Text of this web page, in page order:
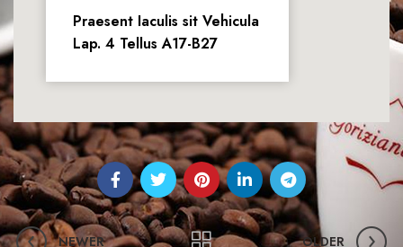
Praesent Iaculis sit Vehicula
Lap. 4 Tellus A17-B27
NEWER OLDER